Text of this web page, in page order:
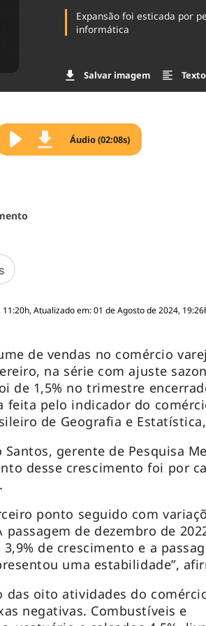
Expansão foi esticada por
informática
Salvar imagem
Áudio (02:08s)
Atualizado em: 01 de Agosto de 2024,
de vendas no comércio
na série com ajuste
de 1,5% no trimestre
feita pelo indicador do
de Geografia e Estatística,
gerente de Pesquisa
desse crescimento foi por
ponto seguido com
de dezembro de
de crescimento e a
uma estabilidade”,
das oito atividades do
negativas. Combustíveis e